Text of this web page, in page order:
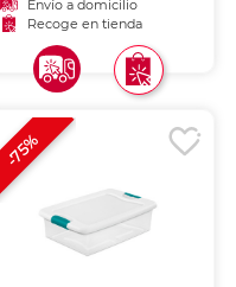
Envío a domicilio
Recoge en tienda
-75%